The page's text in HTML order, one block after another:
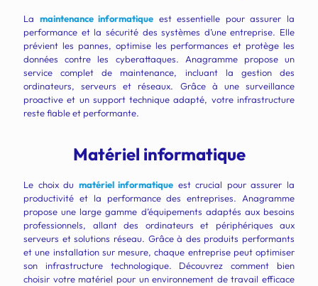
La maintenance informatique est essentielle pour assurer la
performance et la sécurité des systèmes d’une entreprise. Elle
prévient les pannes, optimise les performances et protège les
données contre les cyberattaques. Anagramme propose un
service complet de maintenance, incluant la gestion des
ordinateurs, serveurs et réseaux. Grâce à une surveillance
proactive et un support technique adapté, votre infrastructure
reste fiable et performante.
Matériel informatique
Le choix du matériel informatique est crucial pour assurer la
productivité et la performance des entreprises. Anagramme
propose une large gamme d’équipements adaptés aux besoins
professionnels, allant des ordinateurs et périphériques aux
serveurs et solutions réseau. Grâce à des produits performants
et une installation sur mesure, chaque entreprise peut optimiser
son infrastructure technologique. Découvrez comment bien
choisir votre matériel pour un environnement de travail efficace